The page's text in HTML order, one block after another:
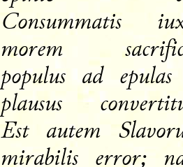
Consummatis
morem
populus ad
plausus
Est autem
mirabilis error;